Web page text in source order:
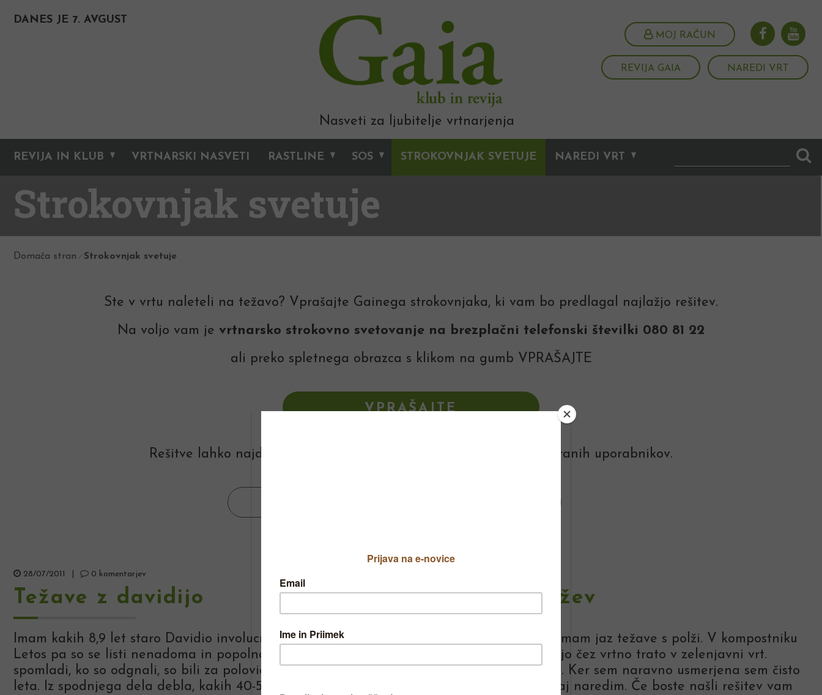
DANES JE 7. AVGUST
MOJ RAČUN
REVIJA GAIA NAREDI VRT
Nasveti za ljubitelje vrtnarjenja
REVIJA IN KLUB VRTNARSKI NASVETI RASTLINE SOS STROKOVNJAK SVETUJE NAREDI VRT
Strokovnjak svetuje
Domača stran Strokovnjak svetuje
Ste v vrtu naleteli na težavo? Vprašajte Gainega strokovnjaka, ki vam bo predlagal najlažjo rešitev.
Na voljo vam je vrtnarsko strokovno svetovanje na brezplačni telefonski številki 080 81 22
ali preko spletnega obrazca s klikom na gumb VPRAŠAJTE
VPRAŠAJTE
Rešitve lahko najdete tudi iz vprašanj in odgovorov ostalih registriranih uporabnikov.
28/07/2011 0 komentarjev
Težave z davidijo
Imam kakih 8,9 let staro Davidio involucrato ki se ni cvetela.
Letos pa so se listi nenadoma in popolnoma posusili. Ze
spomladi, ko so odgnali, so bili za polovici mansi kot prejsnja
leta. Iz spodnjega dela debla, kakih 40-50 cm nd tlemi) je ...
Zatiranje polžev
Spoštovani, To leto pa imam jaz težave s polži. V kompostniku
jih imam na tisoče.Lezejo čez vrtno trato v zelenjavni vrt.
Pojedo vse kar jim prija. Ker sem naravno usmerjena sem čisto
ubupana, ne vem kaj naj naredim. Če boste našli rešitev vam